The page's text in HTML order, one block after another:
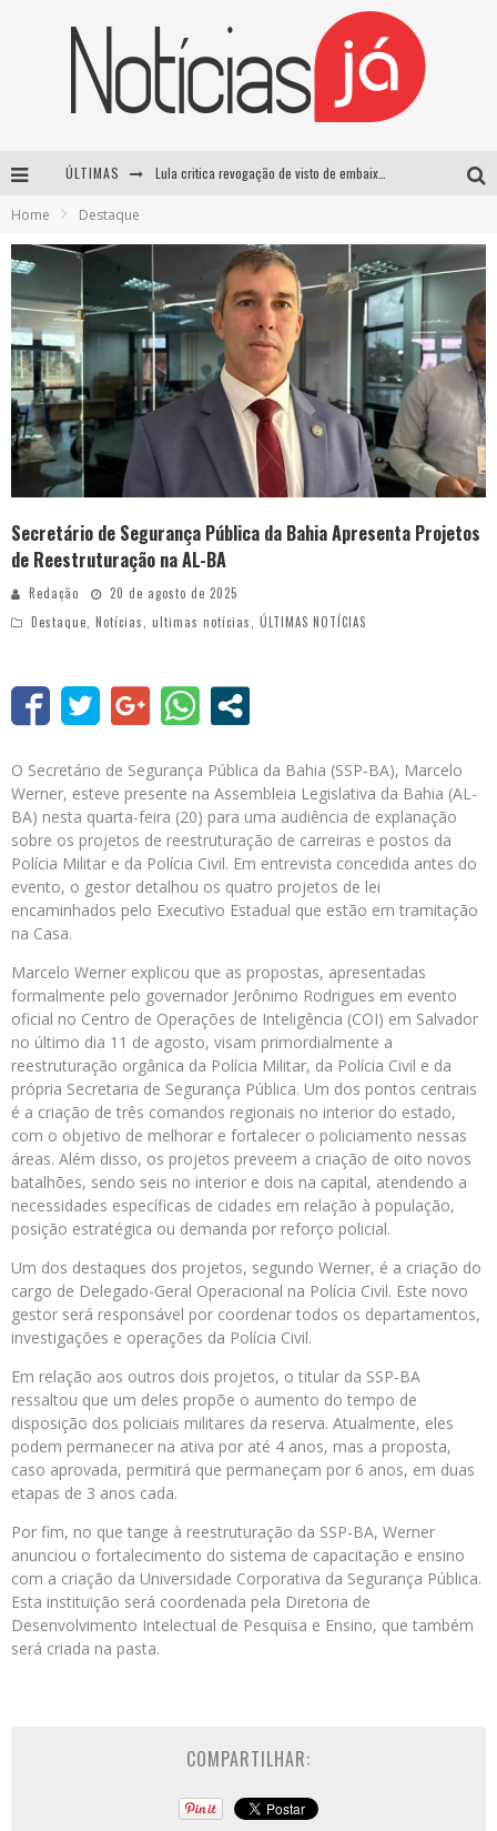
ÚLTIMAS Lula critica revogação de visto de embaixadora brasileira pelos EUA e chama medida de “irresponsável”
TRE-SP forma maioria para manter Pablo Marçal inelegível até 2032
Luta entre Davi Brito e Rico Melquiades pode não acontecer após impasse sobre cachê
Home Destaque
Secretário de Segurança Pública da Bahia Apresenta Projetos
de Reestruturação na AL-BA
Redação
20 de agosto de 2025
Destaque, Notícias, ultimas notícias, ÚLTIMAS NOTÍCIAS
O Secretário de Segurança Pública da Bahia (SSP-BA), Marcelo
Werner, esteve presente na Assembleia Legislativa da Bahia (AL-
BA) nesta quarta-feira (20) para uma audiência de explanação
sobre os projetos de reestruturação de carreiras e postos da
Polícia Militar e da Polícia Civil. Em entrevista concedida antes do
evento, o gestor detalhou os quatro projetos de lei
encaminhados pelo Executivo Estadual que estão em tramitação
na Casa.
Marcelo Werner explicou que as propostas, apresentadas
formalmente pelo governador Jerônimo Rodrigues em evento
oficial no Centro de Operações de Inteligência (COI) em Salvador
no último dia 11 de agosto, visam primordialmente a
reestruturação orgânica da Polícia Militar, da Polícia Civil e da
própria Secretaria de Segurança Pública. Um dos pontos centrais
é a criação de três comandos regionais no interior do estado,
com o objetivo de melhorar e fortalecer o policiamento nessas
áreas. Além disso, os projetos preveem a criação de oito novos
batalhões, sendo seis no interior e dois na capital, atendendo a
necessidades específicas de cidades em relação à população,
posição estratégica ou demanda por reforço policial.
Um dos destaques dos projetos, segundo Werner, é a criação do
cargo de Delegado-Geral Operacional na Polícia Civil. Este novo
gestor será responsável por coordenar todos os departamentos,
investigações e operações da Polícia Civil.
Em relação aos outros dois projetos, o titular da SSP-BA
ressaltou que um deles propõe o aumento do tempo de
disposição dos policiais militares da reserva. Atualmente, eles
podem permanecer na ativa por até 4 anos, mas a proposta,
caso aprovada, permitirá que permaneçam por 6 anos, em duas
etapas de 3 anos cada.
Por fim, no que tange à reestruturação da SSP-BA, Werner
anunciou o fortalecimento do sistema de capacitação e ensino
com a criação da Universidade Corporativa da Segurança Pública.
Esta instituição será coordenada pela Diretoria de
Desenvolvimento Intelectual de Pesquisa e Ensino, que também
será criada na pasta.
COMPARTILHAR: